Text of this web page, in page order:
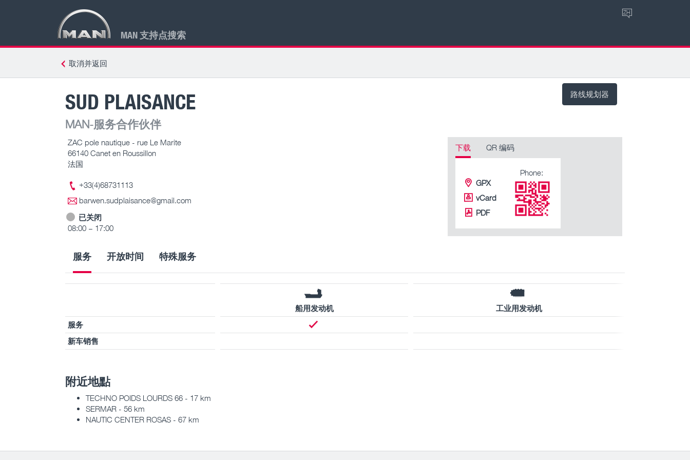
MAN 支持点搜索
ZH
取消并返回
路线规划器
SUD PLAISANCE
MAN-服务合作伙伴
ZAC pole nautique - rue Le Marite
66140 Canet en Roussillon
法国
+33(4)68731113
barwen.sudplaisance@gmail.com
已关闭
08:00 – 17:00
下载 QR 编码
GPX
vCard
PDF
Phone:
服务 开放时间 特殊服务
船用发动机
工业用发动机
服务
新车销售
附近地點
TECHNO POIDS LOURDS 66 - 17 km
SERMAR - 56 km
NAUTIC CENTER ROSAS - 67 km